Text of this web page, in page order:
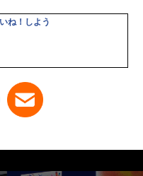
ね！しよう